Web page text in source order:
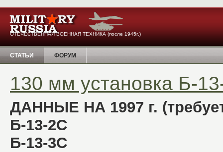
ОТЕЧЕСТВЕННАЯ ВОЕННАЯ ТЕХНИКА (после 1945г.)
СТАТЬИ ФОРУМ
130 мм установка Б-
ДАННЫЕ НА 1997 г.
Б-13-2С
Б-13-3С